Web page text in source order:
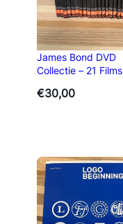
James Bond DVD
Collectie – 21 Films
€30,00